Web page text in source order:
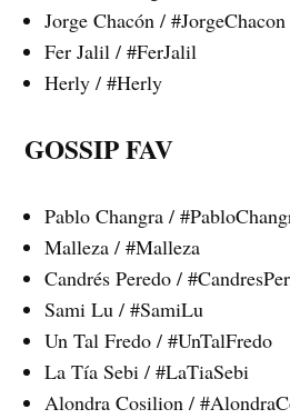
Jorge Chacón / #JorgeChacon
Fer Jalil / #FerJalil
Herly / #Herly
GOSSIP FAV
Pablo Changra /
Malleza / #Malleza
Candrés Peredo /
Sami Lu / #SamiLu
Un Tal Fredo / #UnTalFredo
La Tía Sebi / #LaTiaSebi
Alondra Cosilion /